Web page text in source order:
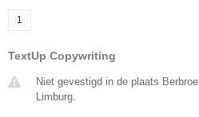
1
TextUp Copywriting
Niet gevestigd in de plaats
Limburg.